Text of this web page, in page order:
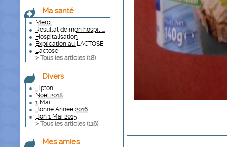
Ma santé
Merci
Résultat de mon hospit ...
Hospitalisation
Explication au LACTOSE
Lactose
> Tous les articles (18)
Divers
Lipton
Noël 2018
1 Mai
Bonne Année 2016
Bon 1 Mai 2015
> Tous les articles (116)
Mes amies